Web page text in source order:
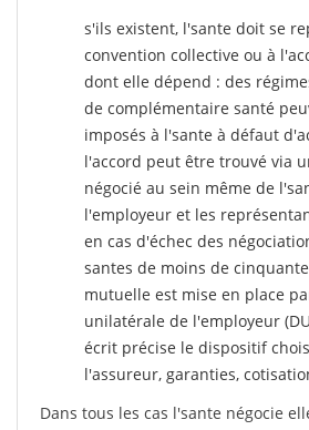
s'ils existent, l'sante doit se
convention collective ou à
dont elle dépend : des
de complémentaire santé
imposés à l'sante à défaut
l'accord peut être trouvé via
négocié au sein même de
l'employeur et les
en cas d'échec des
santes de moins de
mutuelle est mise en place
unilatérale de l'employeur
écrit précise le dispositif
l'assureur, garanties,
Dans tous les cas l'sante négocie